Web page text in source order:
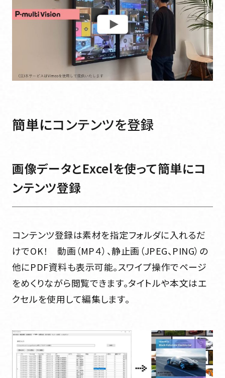
簡単にコンテンツを登録
画像データとExcelを使って簡単にコ
ンテンツ登録
コンテンツ登録は素材を指定フォルダに入れるだ
けでOK！ 動画（MP４）、静止画（JPEG、PING）の
他にPDF資料も表示可能。スワイプ操作でページ
をめくりながら閲覧できます。タイトルや本文はエ
クセルを使用して編集します。